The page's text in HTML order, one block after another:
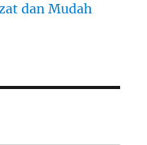
dan Mudah